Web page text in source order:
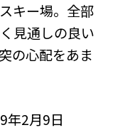
キー場。全部
見通しの良い
の心配をあま
年2月9日